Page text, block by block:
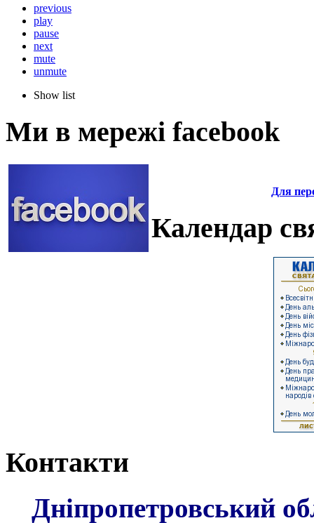
previous
play
pause
next
mute
unmute
Show list
Ми в мережі facebook
Для
Календар
Контакти
Дніпропетровський